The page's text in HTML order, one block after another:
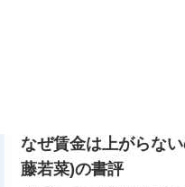
なぜ賃金は上がらな
藤若菜)の書評